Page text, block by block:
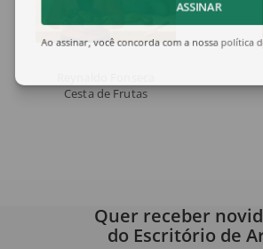
Cesta de Frutas
ASSINAR
Ao assinar, você concorda com a nossapolítica
Quer receber
do Escritório de